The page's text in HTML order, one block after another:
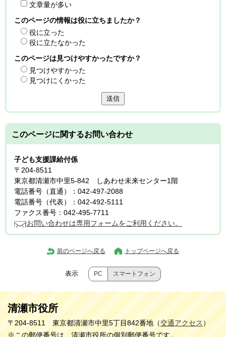
文章量が多い
このページの情報は役に立ちましたか？
役に立った
役に立たなかった
このページは見つけやすかったですか？
見つけやすかった
見つけにくかった
送信
このページに関するお問い合わせ
子ども支援課給付係
〒204-8511
東京都清瀬市中里5-842 しあわせ未来センター1階
電話番号（直通）：042-497-2088
電話番号（代表）：042-492-5111
ファクス番号：042-495-7711
お問い合わせは専用フォームをご利用ください。
前のページへ戻る トップページへ戻る
表示 PC スマートフォン
清瀬市役所
〒204-8511 東京都清瀬市中里5丁目842番地（交通アクセス ）
※この郵便番号は、清瀬市役所の個別郵便番号です。